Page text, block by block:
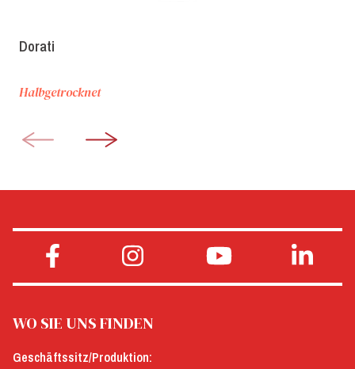
Dorati
Halbgetrocknet
WO SIE UNS FINDEN
Geschäftssitz/Produktion: